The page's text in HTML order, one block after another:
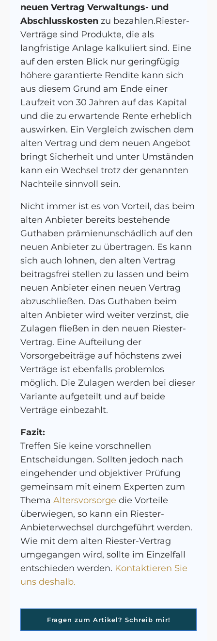
neuen Vertrag Verwaltungs- und
Abschlusskosten zu bezahlen.Riester-
Verträge sind Produkte, die als
langfristige Anlage kalkuliert sind. Eine
auf den ersten Blick nur geringfügig
höhere garantierte Rendite kann sich
aus diesem Grund am Ende einer
Laufzeit von 30 Jahren auf das Kapital
und die zu erwartende Rente erheblich
auswirken. Ein Vergleich zwischen dem
alten Vertrag und dem neuen Angebot
bringt Sicherheit und unter Umständen
kann ein Wechsel trotz der genannten
Nachteile sinnvoll sein.
Nicht immer ist es von Vorteil, das beim
alten Anbieter bereits bestehende
Guthaben prämienunschädlich auf den
neuen Anbieter zu übertragen. Es kann
sich auch lohnen, den alten Vertrag
beitragsfrei stellen zu lassen und beim
neuen Anbieter einen neuen Vertrag
abzuschließen. Das Guthaben beim
alten Anbieter wird weiter verzinst, die
Zulagen fließen in den neuen Riester-
Vertrag. Eine Aufteilung der
Vorsorgebeiträge auf höchstens zwei
Verträge ist ebenfalls problemlos
möglich. Die Zulagen werden bei dieser
Variante aufgeteilt und auf beide
Verträge einbezahlt.
Fazit:
Treffen Sie keine vorschnellen
Entscheidungen. Sollten jedoch nach
eingehender und objektiver Prüfung
gemeinsam mit einem Experten zum
ThemaAltersvorsorge die Vorteile
überwiegen, so kann ein Riester-
Anbieterwechsel durchgeführt werden.
Wie mit dem alten Riester-Vertrag
umgegangen wird, sollte im Einzelfall
entschieden werden. Kontaktieren Sie
uns deshalb.
Fragen zum Artikel? Schreib mir!